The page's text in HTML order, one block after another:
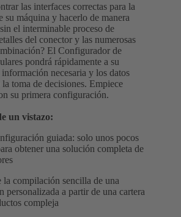
las interfaces correctas para la
su máquina y hacerlo de manera
el interminable proceso de
del conector y las numerosas
El Configurador de
pondrá rápidamente a su
necesaria y los datos
la toma de decisiones. Empiece
su primera configuración.
un vistazo:
guiada: solo unos pocos
obtener una solución completa de
la compilación sencilla de una
personalizada a partir de una cartera
compleja